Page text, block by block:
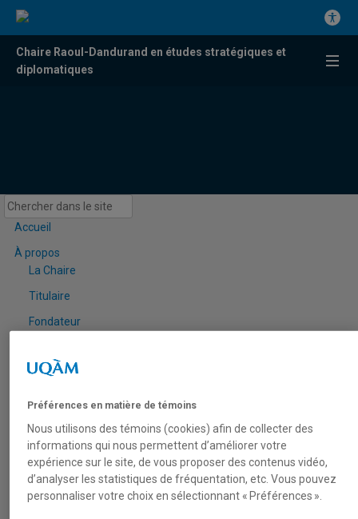
Chaire Raoul-Dandurand en études stratégiques et
diplomatiques
Accueil
À propos
La Chaire
Titulaire
Fondateur
Équipe
Partenaires
Nous joindre
Axes de recherche
États-Unis
Centre FrancoPaix
Préférences en matière de témoins
Nous utilisons des témoins (cookies) afin de collecter des
informations qui nous permettent d’améliorer votre
expérience sur le site, de vous proposer des contenus vidéo,
d’analyser les statistiques de fréquentation, etc. Vous pouvez
personnaliser votre choix en sélectionnant « Préférences ».